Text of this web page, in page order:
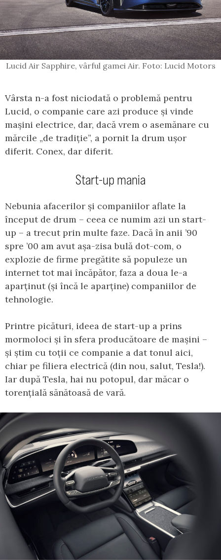
Lucid Air Sapphire, vârful gamei Air. Foto: Lucid Motors
Vârsta n-a fost niciodată o problemă pentru
Lucid, o companie care azi produce și vinde
mașini electrice, dar, dacă vrem o asemănare cu
mărcile „de tradiție”, a pornit la drum ușor
diferit. Conex, dar diferit.
Start-up mania
Nebunia afacerilor și companiilor aflate la
început de drum – ceea ce numim azi un start-
up – a trecut prin multe faze. Dacă în anii ’90
spre ’00 am avut așa-zisa bulă dot-com, o
explozie de firme pregătite să populeze un
internet tot mai încăpător, faza a doua le-a
aparținut (și încă le aparține) companiilor de
tehnologie.
Printre picături, ideea de start-up a prins
mormoloci și în sfera producătoare de mașini –
și știm cu toții ce companie a dat tonul aici,
chiar pe filiera electrică (din nou, salut, Tesla!).
Iar după Tesla, hai nu potopul, dar măcar o
torențială sănătoasă de vară.